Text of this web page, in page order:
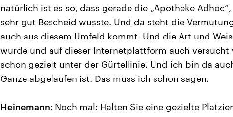
natürlich ist es so, dass gerade die „Apotheke
sehr gut Bescheid wusste. Und da steht die
auch aus diesem Umfeld kommt. Und die Art und
wurde und auf dieser Internetplattform auch versucht
schon gezielt unter der Gürtellinie. Und ich bin da
Ganze abgelaufen ist. Das muss ich schon sagen.
Heinemann: Noch mal: Halten Sie eine gezielte